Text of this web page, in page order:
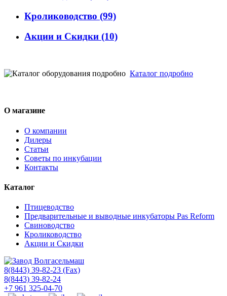
Кролиководство (99)
Акции и Скидки (10)
Каталог подробно
О магазине
О компании
Дилеры
Статьи
Советы по инкубации
Контакты
Каталог
Птицеводство
Предварительные и выводные инкубаторы Pas Reform
Свиноводство
Кролиководство
Акции и Скидки
8(8443) 39-82-23 (Fax)
8(8443) 39-82-24
+7 961 325-04-70